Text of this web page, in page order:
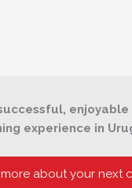
enjoyable
experience in
about your next